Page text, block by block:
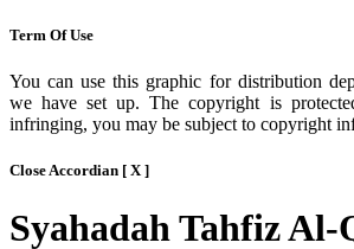
Term Of Use
You can use this graphic for distribution
we have set up. The copyright is
infringing, you may be subject to copyright
Close Accordian [ X ]
Syahadah Tahfiz